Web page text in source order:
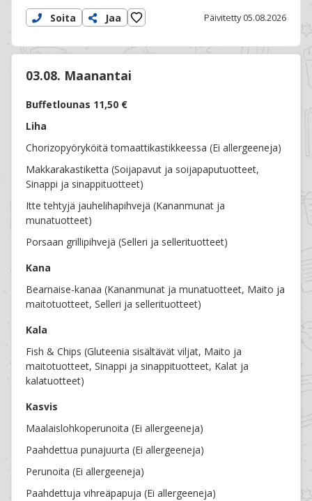
Soita Jaa Päivitetty 05.08.2026
03.08. Maanantai
Buffetlounas 11,50 €
Liha
Chorizopyöryköitä tomaattikastikkeessa (Ei allergeeneja)
Makkarakastiketta (Soijapavut ja soijapaputuotteet,
Sinappi ja sinappituotteet)
Itte tehtyjä jauhelihapihvejä (Kananmunat ja
munatuotteet)
Porsaan grillipihvejä (Selleri ja sellerituotteet)
Kana
Bearnaise-kanaa (Kananmunat ja munatuotteet, Maito ja
maitotuotteet, Selleri ja sellerituotteet)
Kala
Fish & Chips (Gluteenia sisältävät viljat, Maito ja
maitotuotteet, Sinappi ja sinappituotteet, Kalat ja
kalatuotteet)
Kasvis
Maalaislohkoperunoita (Ei allergeeneja)
Paahdettua punajuurta (Ei allergeeneja)
Perunoita (Ei allergeeneja)
Paahdettuja vihreäpapuja (Ei allergeeneja)